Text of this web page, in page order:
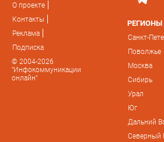
О проекте
Контакты
Реклама
Подписка
© 2004-2026
"Инфокоммуникации
онлайн"
РЕГИОНЫ
Санкт-
Поволжье
Москва
Сибирь
Урал
Юг
Дальний
Северный